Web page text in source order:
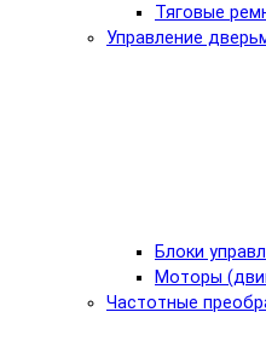
Тяговые
Управление
Блоки
Моторы
Частотные